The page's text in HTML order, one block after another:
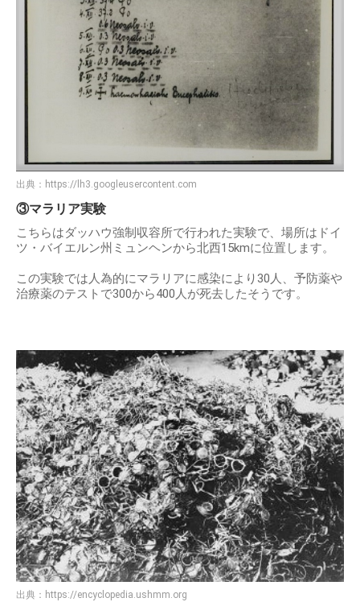
出典： https://lh3.googleusercontent.com
③マラリア実験
こちらはダッハウ強制収容所で行われた実験で、場所はドイ
ツ・バイエルン州ミュンヘンから北西15kmに位置します。
この実験では人為的にマラリアに感染により30人、予防薬や
治療薬のテストで300から400人が死去したそうです。
出典： https://encyclopedia.ushmm.org